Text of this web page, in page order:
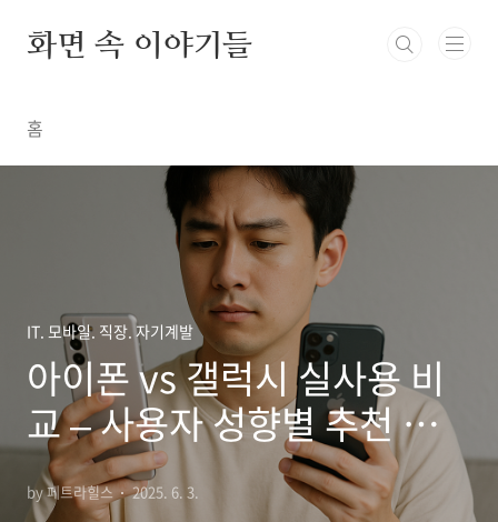
화면 속 이야기들
홈
IT. 모바일. 직장. 자기계발
아이폰 vs 갤럭시 실사용 비
교 – 사용자 성향별 추천 가이
드
by 페트라힐스 2025. 6. 3.